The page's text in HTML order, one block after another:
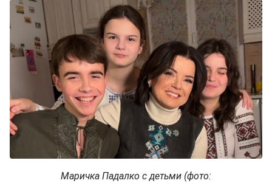
Маричка Падалко с детьми (фото: